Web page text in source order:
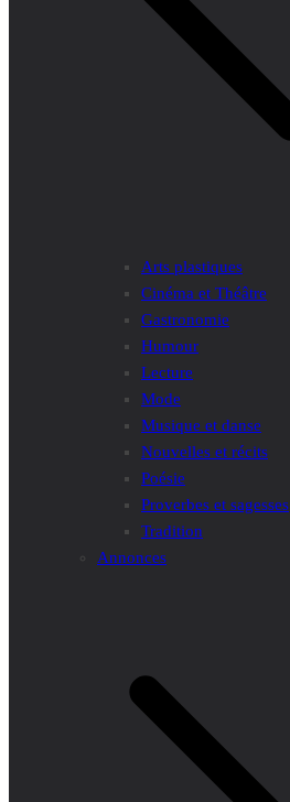
Arts plastiques
Cinéma et Théâtre
Gastronomie
Humour
Lecture
Mode
Musique et danse
Nouvelles et récits
Poésie
Proverbes et sagesses
Tradition
Annonces